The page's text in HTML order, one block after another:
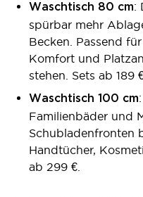
Waschtisch 80 cm:
spürbar mehr
Becken. Passend
Komfort und
stehen. Sets ab 189
Waschtisch 100 cm
Familienbäder und
Schubladenfronten
Handtücher,
ab 299 €.